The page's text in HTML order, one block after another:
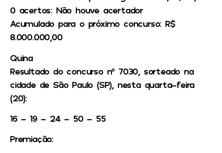
0 acertos: Não houve acertador
Acumulado para o próximo concurso: R$
8.000.000,00
Quina
Resultado do concurso nº 7030, sorteado na
cidade de São Paulo (SP), nesta quarta-feira
(20):
16 – 19 – 24 – 50 – 55
Premiação: